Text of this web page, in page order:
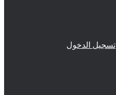
تسجيل الدخول